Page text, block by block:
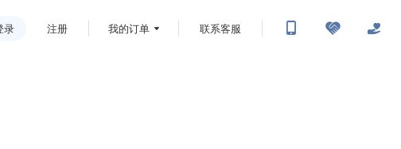
录 注册 我的订单 联系客服